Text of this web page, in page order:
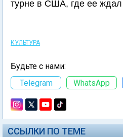
турне в США, где ее ждал
КУЛЬТУРА
Будьте с нами:
Telegram
WhatsApp
ССЫЛКИ ПО ТЕМЕ